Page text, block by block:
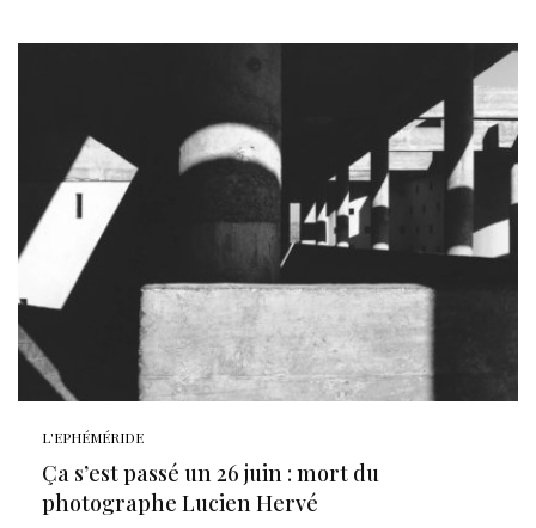
L'EPHÉMÉRIDE
Ça s’est passé un 26 juin : mort du
photographe Lucien Hervé